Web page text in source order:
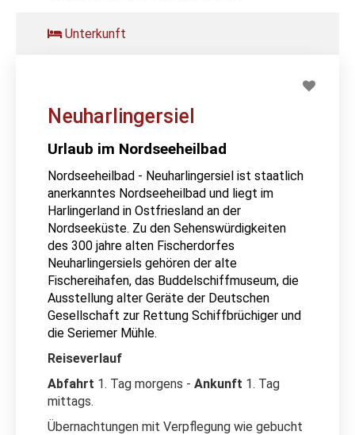
Unterkunft
Neuharlingersiel
Urlaub im Nordseeheilbad
Nordseeheilbad - Neuharlingersiel ist staatlich
anerkanntes Nordseeheilbad und liegt im
Harlingerland in Ostfriesland an der
Nordseeküste. Zu den Sehenswürdigkeiten
des 300 jahre alten Fischerdorfes
Neuharlingersiels gehören der alte
Fischereihafen, das Buddelschiffmuseum, die
Ausstellung alter Geräte der Deutschen
Gesellschaft zur Rettung Schiffbrüchiger und
die Seriemer Mühle.
Reiseverlauf
Abfahrt 1. Tag morgens - Ankunft 1. Tag
mittags.
Übernachtungen mit Verpflegung wie gebucht